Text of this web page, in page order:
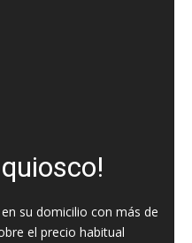
su domicilio con más de
el precio habitual